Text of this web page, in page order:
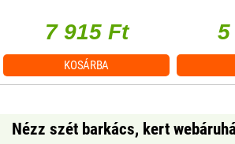
7 915 Ft
KOSÁRBA
5
Nézz szét barkács, kert